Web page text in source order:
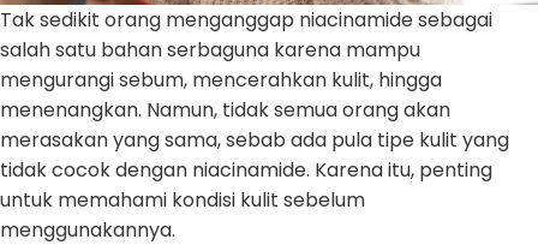
Tak sedikit orang menganggap niacinamide sebagai
salah satu bahan serbaguna karena mampu
mengurangi sebum, mencerahkan kulit, hingga
menenangkan. Namun, tidak semua orang akan
merasakan yang sama, sebab ada pula tipe kulit yang
tidak cocok dengan niacinamide. Karena itu, penting
untuk memahami kondisi kulit sebelum
menggunakannya.